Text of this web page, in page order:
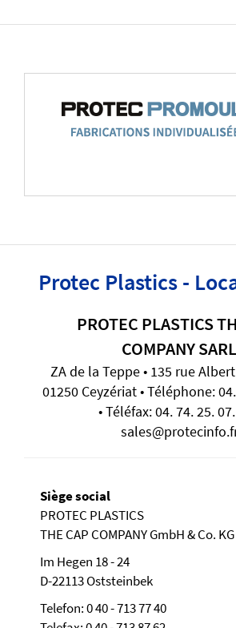
Protec Plastics -
PROTEC PLASTICS
COMPANY SARL
ZA de la Teppe • 135 rue Albert
01250 Ceyzériat • Téléphone:
• Téléfax: 04. 74. 25.
Siège social
PROTEC PLASTICS
THE CAP COMPANY GmbH & Co. KG
Im Hegen 18 - 24
D-22113 Oststeinbek
Telefon: 0 40 - 713 77 40